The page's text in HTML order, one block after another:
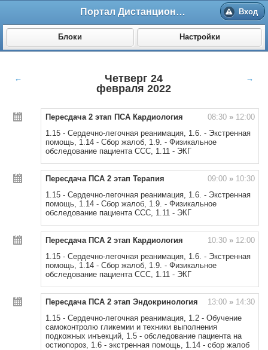
Портал Дистанционного обучения ВолгГМУ Вход
Блоки Настройки
←
Четверг 24
февраля 2022
→
Пересдача 2 этап ПСА Кардиология 08:30 »12:00
1.15 - Сердечно-легочная реанимация, 1.6. - Экстренная
помощь, 1.14 - Сбор жалоб, 1.9. - Физикальное
обследование пациента ССС, 1.11 - ЭКГ
Пересдача ПСА 2 этап Терапия 09:00 »10:30
1.15 - Сердечно-легочная реанимация, 1.6. - Экстренная
помощь, 1.14 - Сбор жалоб, 1.9. - Физикальное
обследование пациента ССС, 1.11 - ЭКГ
Пересдача ПСА 2 этап Кардиология 10:30 »12:00
1.15 - Сердечно-легочная реанимация, 1.6. - Экстренная
помощь, 1.14 - Сбор жалоб, 1.9. - Физикальное
обследование пациента ССС, 1.11 - ЭКГ
Пересдача ПСА 2 этап Эндокринология 13:00 »14:30
1.15 - Сердечно-легочная реанимация, 1.2 - Обучение
самоконтролю гликемии и техники выполнения
подкожных инъекций, 1.5 - обследование пациента на
остиопороз, 1.6 - экстренная помощь, 1.14 - сбор жалоб